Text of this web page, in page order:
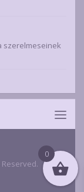
szerelmeseinek
0